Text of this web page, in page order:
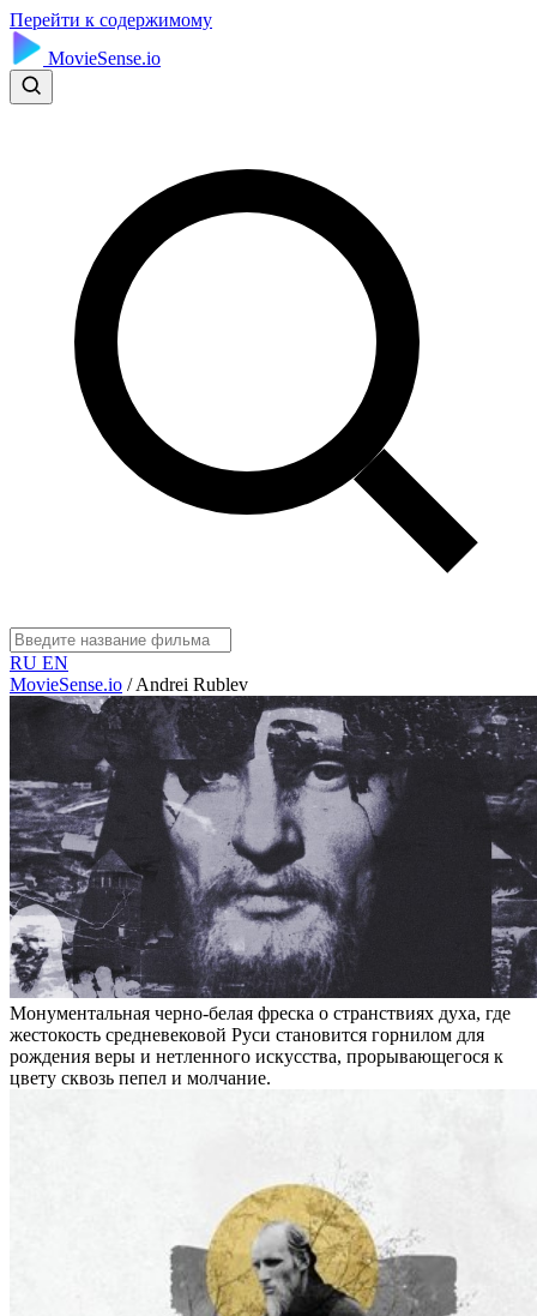
Перейти к содержимому
MovieSense.io
RU EN
MovieSense.io / Andrei Rublev
Монументальная черно-белая фреска о странствиях духа, где
жестокость средневековой Руси становится горнилом для
рождения веры и нетленного искусства, прорывающегося к
цвету сквозь пепел и молчание.